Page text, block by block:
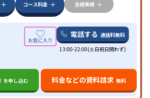
コース料金 合格実績
電話する 通話料無料
13:00-22:00(土日祝日問わず)
を申し込む 料金などの資料請求 無料